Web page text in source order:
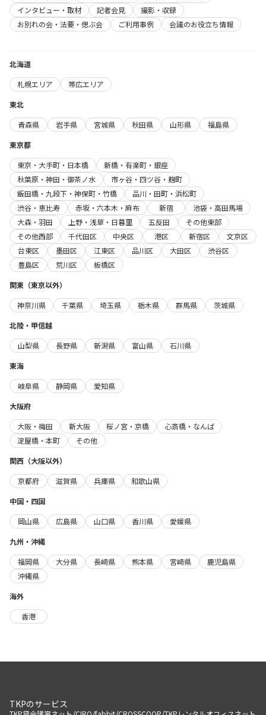
インタビュー・取材
記者会見
撮影・収録
お別れの会・法要・偲ぶ会
ご利用事例 会議のお役立ち情報
北海道
札幌エリア
帯広エリア
東北
青森県
岩手県 宮城県 秋田県 山形県
福島県
東京都
東京・大手町・日本橋
新橋・有楽町・銀座
秋葉原・神田・御茶ノ水
市ヶ谷・四ツ谷・麹町
飯田橋・九段下・神保町・竹橋
品川・田町・浜松町
渋谷・恵比寿
赤坂・六本木・麻布 新宿
池袋・高田馬場
大森・羽田
上野・浅草・日暮里 五反田
その他東部
その他西部
千代田区 中央区 港区 新宿区
文京区
台東区
墨田区 江東区 品川区 大田区
渋谷区
豊島区
荒川区
板橋区
関東（東京以外）
神奈川県
千葉県 埼玉県 栃木県 群馬県
茨城県
北陸・甲信越
山梨県
長野県 新潟県 富山県
石川県
東海
岐阜県
静岡県
愛知県
大阪府
大阪・梅田
新大阪 桜ノ宮・京橋
心斎橋・なんば
淀屋橋・本町
その他
関西（大阪以外）
京都府
滋賀県 兵庫県
和歌山県
中国・四国
岡山県
広島県 山口県 香川県
愛媛県
九州・沖縄
福岡県
大分県 長崎県 熊本県 宮崎県
鹿児島県
沖縄県
海外
香港
TKPのサービス